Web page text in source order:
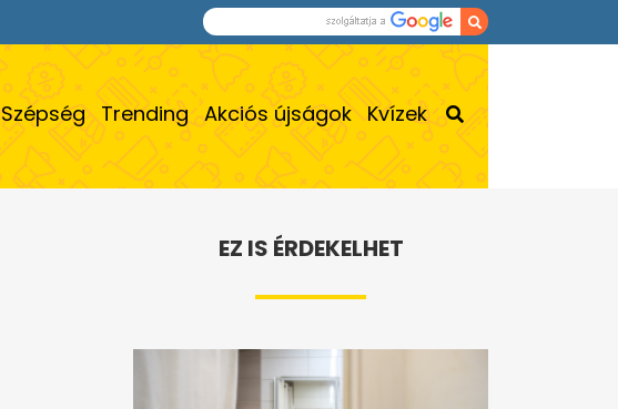
Szépség Trending Akciós újságok Kvízek
EZ IS ÉRDEKELHET